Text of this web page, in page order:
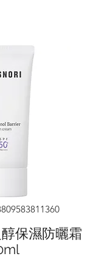
保濕防曬霜